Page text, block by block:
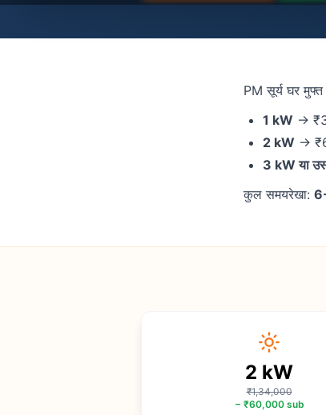
PM सूर्य घर
1 kW →
2 kW →
3 kW या
कुल समयरेखा:
2 kW
₹1,34,000
− ₹60,000sub